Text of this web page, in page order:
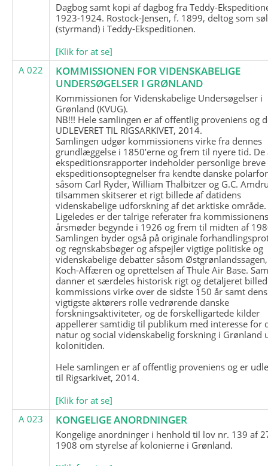
Dagbog samt kopi af dagbog fra Teddy-
1923-1924. Rostock-Jensen, f. 1899, deltog som
(styrmand) i Teddy-Ekspeditionen.
[Klik for at se]
A 022
KOMMISSIONEN FOR VIDENSKABELIGE
UNDERSØGELSER I GRØNLAND
Kommissionen for Videnskabelige Undersøgelser i
Grønland (KVUG).
NB!!! Hele samlingen er af offentlig proveniens og
UDLEVERET TIL RIGSARKIVET, 2014.
Samlingen udgør kommissionens virke fra dennes
grundlæggelse i 1850’erne og frem til nyere tid.
ekspeditionsrapporter indeholder personlige breve
ekspeditionsoptegnelser fra kendte danske
såsom Carl Ryder, William Thalbitzer og G.C.
tilsammen skitserer et rigt billede af datidens
videnskabelige udforskning af det arktiske område.
Ligeledes er der talrige referater fra
årsmøder begynde i 1926 og frem til midten af
Samlingen byder også på originale
og regnskabsbøger og afspejler vigtige politiske og
videnskabelige debatter såsom
Koch-Affæren og oprettelsen af Thule Air Base.
danner et særdeles historisk rigt og detaljeret
kommissions virke over de sidste 150 år samt dens
vigtigste aktørers rolle vedrørende danske
forskningsaktiviteter, og de forskelligartede kilder
appellerer samtidig til publikum med interesse for
natur og social videnskabelig forskning i Grønland
kolonitiden.
Hele samlingen er af offentlig proveniens og er
til Rigsarkivet, 2014.
[Klik for at se]
A 023
KONGELIGE ANORDNINGER
Kongelige anordninger i henhold til lov nr. 139 af
1908 om styrelse af kolonierne i Grønland.